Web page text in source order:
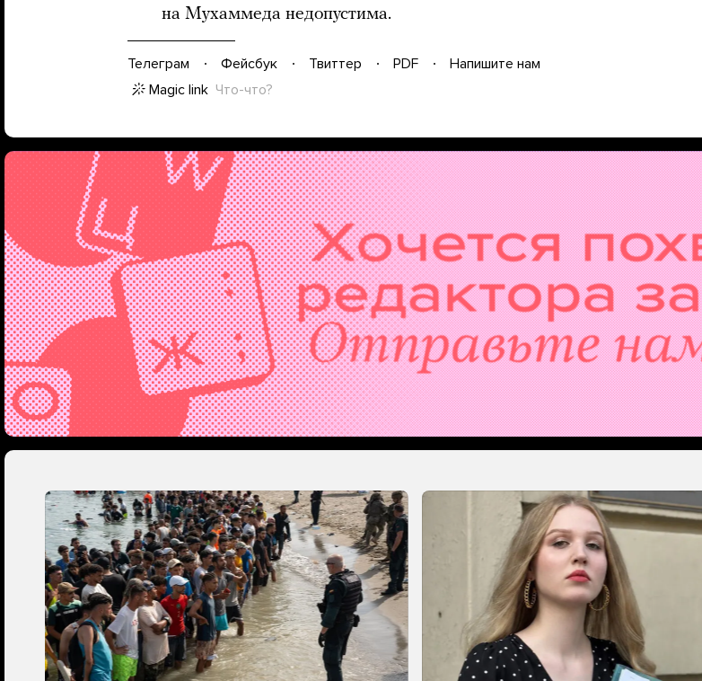
на Мухаммеда недопустима.
Телеграм Фейсбук Твиттер PDF
Напишите нам
Magic link Что-что?